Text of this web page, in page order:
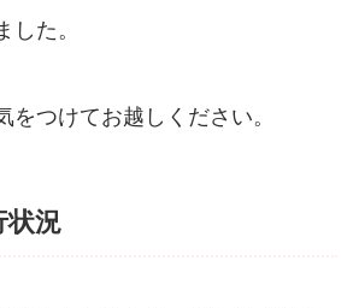
した。
をつけてお越しください。
状況